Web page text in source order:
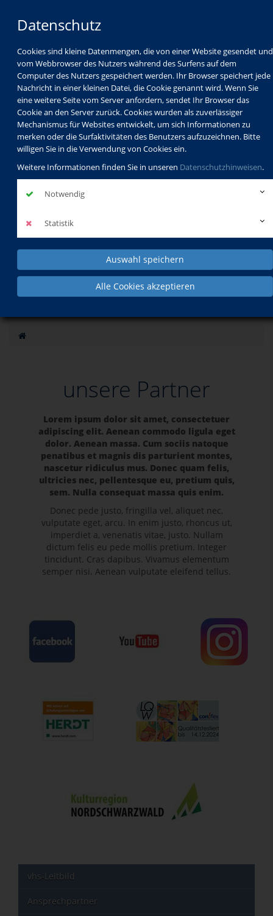
Datenschutz
Cookies sind kleine Datenmengen, die von einer Website gesendet und
vom Webbrowser des Nutzers während des Surfens auf dem
Computer des Nutzers gespeichert werden. Ihr Browser speichert jede
Nachricht in einer kleinen Datei, die Cookie genannt wird. Wenn Sie
eine weitere Seite vom Server anfordern, sendet Ihr Browser das
Cookie an den Server zurück. Cookies wurden als zuverlässiger
Mechanismus für Websites entwickelt, um sich Informationen zu
merken oder die Surfaktivitäten des Benutzers aufzuzeichnen. Bitte
willigen Sie in die Verwendung von Cookies ein.
Weitere Informationen finden Sie in unseren Datenschutzhinweisen.
Notwendig
Statistik
Auswahl speichern
Alle Cookies akzeptieren
Programm
Schulabschlüsse
Schulkindbetreuung
Service
unsere Partner
Lorem ipsum dolor sit amet, consectetuer
adipiscing elit. Aenean commodo ligula eget
dolor. Aenean massa. Cum sociis natoque
penatibus et magnis dis parturient montes,
nascetur ridiculus mus. Donec quam felis,
ultricies nec, pellentesque eu, pretium quis,
sem. Nulla consequat massa quis enim.
Donec pede justo, fringilla vel, aliquet nec,
vulputate eget, arcu. In enim justo, rhoncus ut,
imperdiet a, venenatis vitae, justo. Nullam
dictum felis eu pede mollis pretium. Integer
tincidunt. Cras dapibus. Vivamus elementum
semper nisi. Aenean vulputate eleifend tellus.
vhs-Leitbild
Ansprechpartner